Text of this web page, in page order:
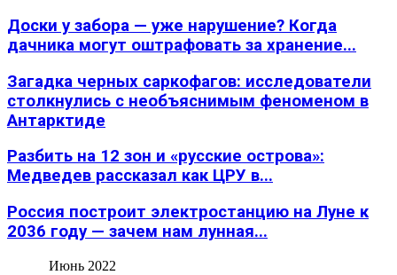
Доски у забора — уже нарушение? Когда
дачника могут оштрафовать за хранение...
Загадка черных саркофагов: исследователи
столкнулись с необъяснимым феноменом в
Антарктиде
Разбить на 12 зон и «русские острова»:
Медведев рассказал как ЦРУ в...
Россия построит электростанцию на Луне к
2036 году — зачем нам лунная...
Июнь 2022